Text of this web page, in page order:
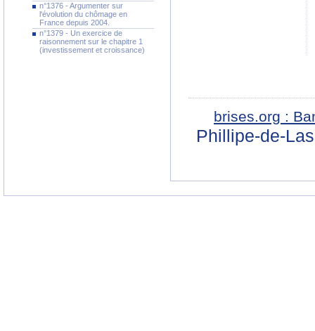
n°1376 - Argumenter sur
l'évolution du chômage en
France depuis 2004.
n°1379 - Un exercice de
raisonnement sur le chapitre 1
(investissement et croissance)
brises.org :
Phillipe-de-